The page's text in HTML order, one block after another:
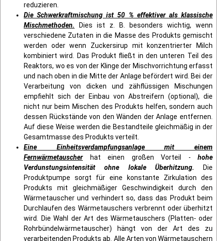
reduzieren.
Die Schwerkraftmischung ist 50 % effektiver als klassische
Mischmethoden. Dies ist z. B. besonders wichtig, wenn
verschiedene Zutaten in die Masse des Produkts gemischt
werden oder wenn Zuckersirup mit konzentrierter Milch
kombiniert wird. Das Produkt fließt in den unteren Teil des
Reaktors, wo es von der Klinge der Mischvorrichtung erfasst
und nach oben in die Mitte der Anlage befördert wird. Bei der
Verarbeitung von dicken und zähflüssigen Mischungen
empfiehlt sich der Einbau von Abstreifern (optional), die
nicht nur beim Mischen des Produkts helfen, sondern auch
dessen Rückstände von den Wänden der Anlage entfernen.
Auf diese Weise werden die Bestandteile gleichmäßig in der
Gesamtmasse des Produkts verteilt.
Eine Einheitsverdampfungsanlage mit einem
Fernwärmetauscherhat einen großen Vorteil - hohe
Verdunstungsintensität ohne lokale Überhitzung. Die
Produktpumpe sorgt für eine konstante Zirkulation des
Produkts mit gleichmäßiger Geschwindigkeit durch den
Wärmetauscher und verhindert so, dass das Produkt beim
Durchlaufen des Wärmetauschers verbrennt oder überhitzt
wird. Die Wahl der Art des Wärmetauschers (Platten- oder
Rohrbündelwärmetauscher) hängt von der Art des zu
verarbeitenden Produkts ab. Alle Arten von Wärmetauschern